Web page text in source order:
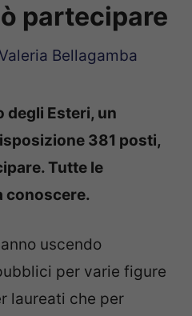
partecipare
Bellagamba
degli Esteri, un
381 posti,
Tutte le
conoscere.
uscendo
per varie figure
laureati che per